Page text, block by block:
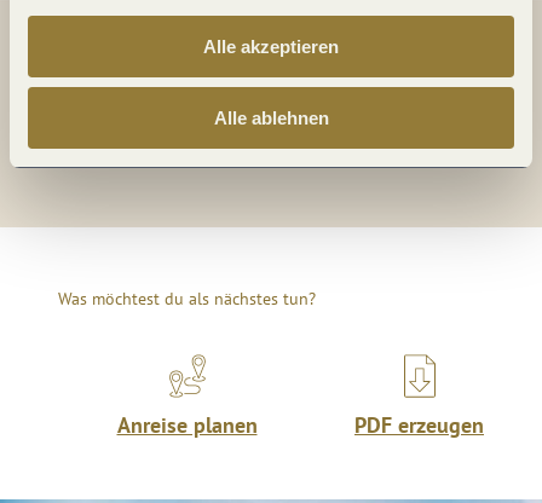
Alle akzeptieren
Alle ablehnen
Was möchtest du als nächstes tun?
Anreise planen PDF erzeugen